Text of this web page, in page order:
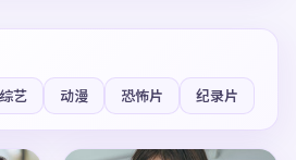
综艺 动漫 恐怖片 纪录片